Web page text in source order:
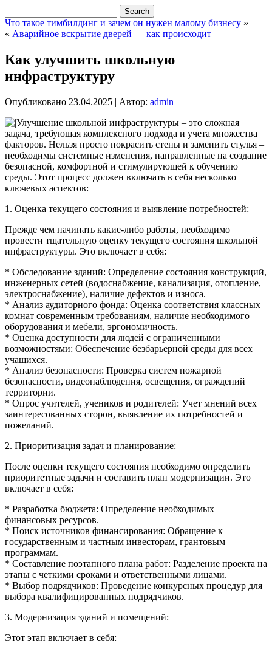
Что такое тимбилдинг и зачем он нужен малому бизнесу »
« Аварийное вскрытие дверей — как происходит
Как улучшить школьную
инфраструктуру
Опубликовано 23.04.2025 | Автор: admin
Улучшение школьной инфраструктуры – это сложная
задача, требующая комплексного подхода и учета множества
факторов. Нельзя просто покрасить стены и заменить стулья –
необходимы системные изменения, направленные на создание
безопасной, комфортной и стимулирующей к обучению
среды. Этот процесс должен включать в себя несколько
ключевых аспектов:
1. Оценка текущего состояния и выявление потребностей:
Прежде чем начинать какие-либо работы, необходимо
провести тщательную оценку текущего состояния школьной
инфраструктуры. Это включает в себя:
* Обследование зданий: Определение состояния конструкций,
инженерных сетей (водоснабжение, канализация, отопление,
электроснабжение), наличие дефектов и износа.
* Анализ аудиторного фонда: Оценка соответствия классных
комнат современным требованиям, наличие необходимого
оборудования и мебели, эргономичность.
* Оценка доступности для людей с ограниченными
возможностями: Обеспечение безбарьерной среды для всех
учащихся.
* Анализ безопасности: Проверка систем пожарной
безопасности, видеонаблюдения, освещения, ограждений
территории.
* Опрос учителей, учеников и родителей: Учет мнений всех
заинтересованных сторон, выявление их потребностей и
пожеланий.
2. Приоритизация задач и планирование:
После оценки текущего состояния необходимо определить
приоритетные задачи и составить план модернизации. Это
включает в себя:
* Разработка бюджета: Определение необходимых
финансовых ресурсов.
* Поиск источников финансирования: Обращение к
государственным и частным инвесторам, грантовым
программам.
* Составление поэтапного плана работ: Разделение проекта на
этапы с четкими сроками и ответственными лицами.
* Выбор подрядчиков: Проведение конкурсных процедур для
выбора квалифицированных подрядчиков.
3. Модернизация зданий и помещений:
Этот этап включает в себя: